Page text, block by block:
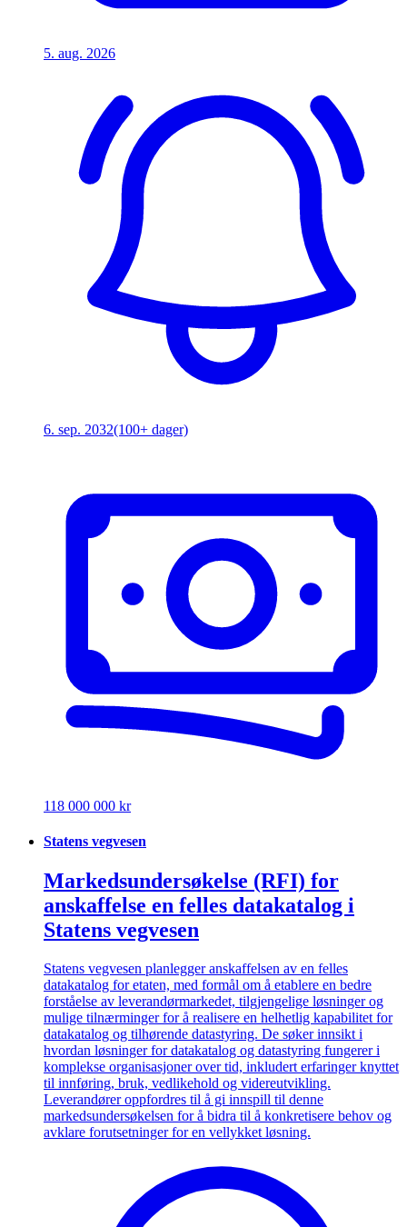
5. aug. 2026
6. sep. 2032(100+ dager)
118 000 000 kr
Statens vegvesen
Markedsundersøkelse (RFI) for
anskaffelse en felles datakatalog i
Statens vegvesen
Statens vegvesen planlegger anskaffelsen av en felles
datakatalog for etaten, med formål om å etablere en bedre
forståelse av leverandørmarkedet, tilgjengelige løsninger og
mulige tilnærminger for å realisere en helhetlig kapabilitet for
datakatalog og tilhørende datastyring. De søker innsikt i
hvordan løsninger for datakatalog og datastyring fungerer i
komplekse organisasjoner over tid, inkludert erfaringer knyttet
til innføring, bruk, vedlikehold og videreutvikling.
Leverandører oppfordres til å gi innspill til denne
markedsundersøkelsen for å bidra til å konkretisere behov og
avklare forutsetninger for en vellykket løsning.